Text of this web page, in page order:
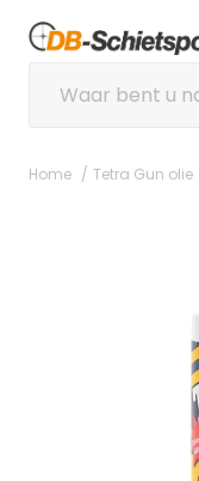
Home Tetra Gun olie